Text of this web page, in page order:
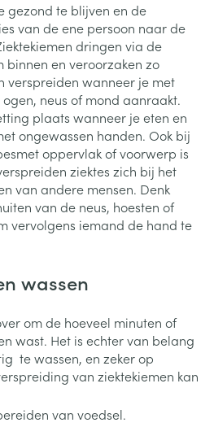
gezond te blijven en de
van de ene persoon naar de
dringen via de
binnen en veroorzaken zo
verspreiden wanneer je met
neus of mond aanraakt.
plaats wanneer je eten en
ongewassen handen. Ook bij
oppervlak of voorwerp is
ziektes zich bij het
van andere mensen. Denk
van de neus, hoesten of
vervolgens iemand de hand te
wassen
om de hoeveel minuten of
wast. Het is echter van belang
te wassen, en zeker op
van ziektekiemen kan
van voedsel.